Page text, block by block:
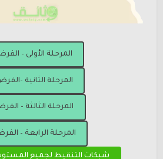
المرحلة الأولى –
المرحلة الثانية -الفرض
المرحلة الثالثة –
المرحلة الرابعة –
شبكات التنقيط لجميع